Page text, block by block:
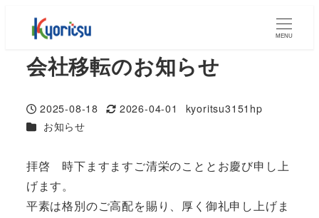
MENU
会社移転のお知らせ
投稿日
2025-08-18
更新日
2026-04-01
著
kyoritsu3151hp
カテゴリー
お知らせ
拝啓 時下ますますご清栄のこととお慶び申し上
げます。
平素は格別のご高配を賜り、厚く御礼申し上げま